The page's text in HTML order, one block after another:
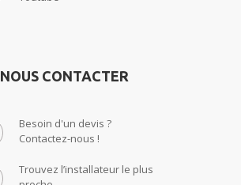
NOUS CONTACTER
Besoin d'un devis ?
Contactez-nous !
Trouvez l’installateur le plus